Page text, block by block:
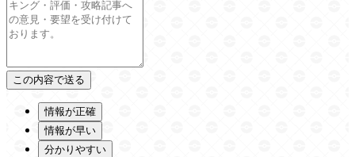
情報が正確
情報が早い
分かりやすい